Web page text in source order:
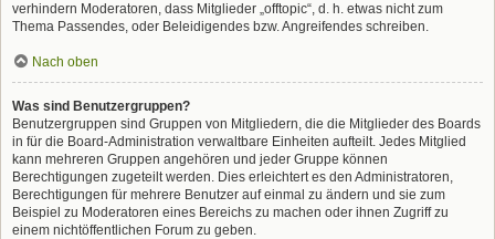
verhindern Moderatoren, dass Mitglieder „offtopic“, d. h. etwas nicht zum
Thema Passendes, oder Beleidigendes bzw. Angreifendes schreiben.
Nach oben
Was sind Benutzergruppen?
Benutzergruppen sind Gruppen von Mitgliedern, die die Mitglieder des Boards
in für die Board-Administration verwaltbare Einheiten aufteilt. Jedes Mitglied
kann mehreren Gruppen angehören und jeder Gruppe können
Berechtigungen zugeteilt werden. Dies erleichtert es den Administratoren,
Berechtigungen für mehrere Benutzer auf einmal zu ändern und sie zum
Beispiel zu Moderatoren eines Bereichs zu machen oder ihnen Zugriff zu
einem nichtöffentlichen Forum zu geben.